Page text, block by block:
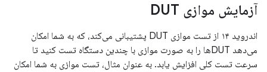
آزمایش موازی DUT
اندروید ۱۴ از تست موازی DUT پشتیبانی می‌کند، که به شما امکان
می‌دهد DUTها را به صورت موازی با چندین دستگاه تست کنید تا
سرعت تست کلی افزایش یابد. به عنوان مثال، تست موازی به شما امکان